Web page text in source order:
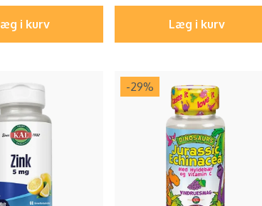
i kurv Læg i kurv
-29%